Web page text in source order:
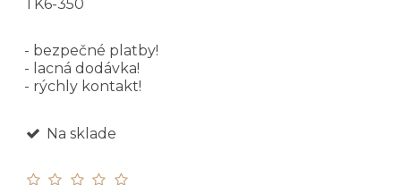
TK6-350
- bezpečné platby!
- lacná dodávka!
- rýchly kontakt!
Na sklade